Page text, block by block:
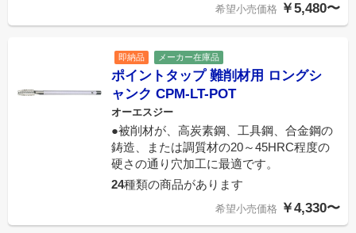
希望小売価格 ￥5,480〜
即納品 メーカー在庫品
ポイントタップ 難削材用 ロングシ
ャンク CPM-LT-POT
オーエスジー
●被削材が、高炭素鋼、工具鋼、合金鋼の
鋳造、または調質材の20～45HRC程度の
硬さの通り穴加工に最適です。
24種類の商品があります
希望小売価格 ￥4,330〜